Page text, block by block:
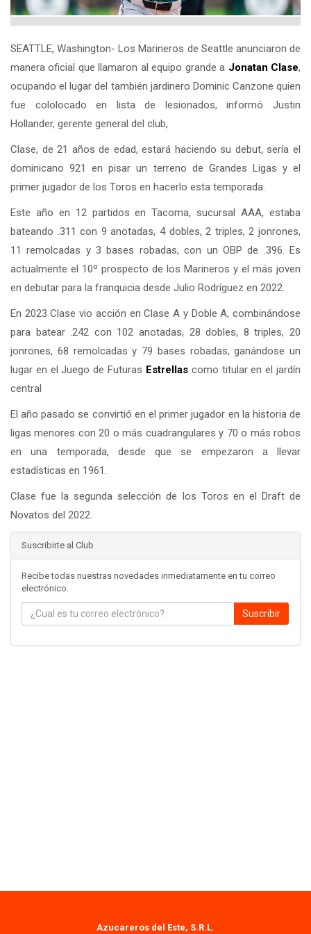
SEATTLE, Washington- Los Marineros de Seattle anunciaron de
manera oficial que llamaron al equipo grande a Jonatan Clase,
ocupando el lugar del también jardinero Dominic Canzone quien
fue cololocado en lista de lesionados, informó Justin
Hollander, gerente general del club,
Clase, de 21 años de edad, estará haciendo su debut, sería el
dominicano 921 en pisar un terreno de Grandes Ligas y el
primer jugador de los Toros en hacerlo esta temporada.
Este año en 12 partidos en Tacoma, sucursal AAA, estaba
bateando .311 con 9 anotadas, 4 dobles, 2 triples, 2 jonrones,
11 remolcadas y 3 bases robadas, con un OBP de .396. Es
actualmente el 10º prospecto de los Marineros y el más joven
en debutar para la franquicia desde Julio Rodríguez en 2022.
En 2023 Clase vio acción en Clase A y Doble A, combinándose
para batear .242 con 102 anotadas, 28 dobles, 8 triples, 20
jonrones, 68 remolcadas y 79 bases robadas, ganándose un
lugar en el Juego de Futuras Estrellascomo titular en el jardín
central
El año pasado se convirtió en el primer jugador en la historia de
ligas menores con 20 o más cuadrangulares y 70 o más robos
en una temporada, desde que se empezaron a llevar
estadísticas en 1961.
Clase fue la segunda selección de los Toros en el Draft de
Novatos del 2022.
Suscribirte al Club
Recibe todas nuestras novedades inmediatamente en tu correo
electrónico.
Suscribir
Azucareros del Este, S.R.L.